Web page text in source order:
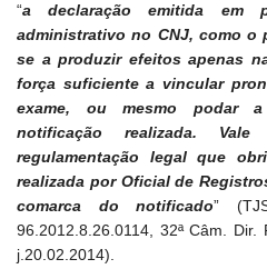
“a declaração emitida em
administrativo no CNJ, como o
se a produzir efeitos apenas
força suficiente a vincular
exame, ou mesmo podar
notificação realizada.
regulamentação legal que
realizada por Oficial de
comarca do notificado”
96.2012.8.26.0114, 32ª Câm. Dir.
j.20.02.2014).